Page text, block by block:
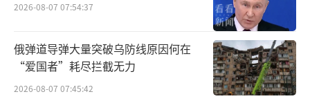
2026-08-07 07:54:37
俄弹道导弹大量突破乌防线原因何在
“爱国者”耗尽拦截无力
2026-08-07 07:45:42